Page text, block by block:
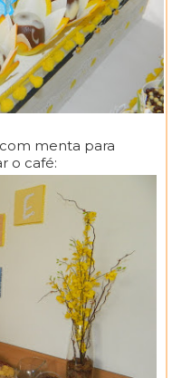
menta para
o café: